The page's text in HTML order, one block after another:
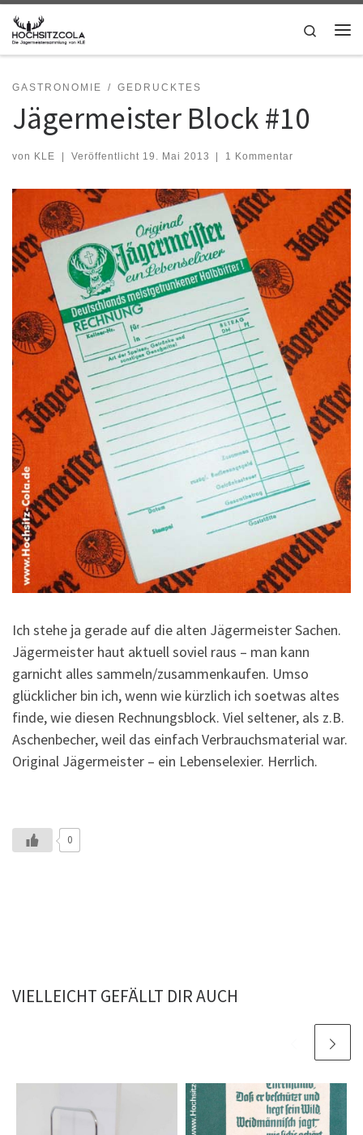
Zum Inhalt springen
Search
GASTRONOMIE GEDRUCKTES
Jägermeister Block #10
von KLE Veröffentlicht 19. Mai 2013 1 Kommentar
Ich stehe ja gerade auf die alten Jägermeister Sachen.
Jägermeister haut aktuell soviel raus – man kann
garnicht alles sammeln/zusammenkaufen. Umso
glücklicher bin ich, wenn wie kürzlich ich soetwas altes
finde, wie diesen Rechnungsblock. Viel seltener, als z.B.
Aschenbecher, weil das einfach Verbrauchsmaterial war.
Original Jägermeister – ein Lebenselexier. Herrlich.
0
VIELLEICHT GEFÄLLT DIR AUCH